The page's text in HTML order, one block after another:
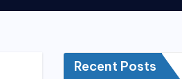
Recent Posts